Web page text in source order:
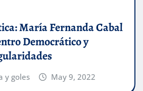
María Fernanda Cabal
Democrático y
y goles May 9, 2022